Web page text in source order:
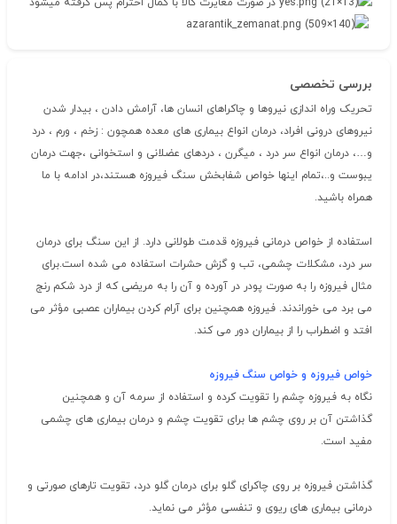
بررسی تخصصی
تحریک وراه اندازی نیروها و چاکراهای انسان ها، آرامش دادن ، بیدار شدن
نیروهای درونی افراد، درمان انواع بیماری های معده همچون : زخم ، ورم ، درد
و…، درمان انواع سر درد ، میگرن ، دردهای عضلانی و استخوانی ،جهت درمان
یبوست و..،تمام اینها خواص شفابخش سنگ فیروزه هستند،در ادامه با ما
همراه باشید.
استفاده از خواص درمانی فیروزه قدمت طولانی دارد. از این سنگ برای درمان
سر درد، مشکلات چشمی، تب و گزش حشرات استفاده می شده است.برای
مثال فیروزه را به صورت پودر در آورده و آن را به مریضی که از درد شکم رنج
می برد می خوراندند. فیروزه همچنین برای آرام کردن بیماران عصبی مؤثر می
افتد و اضطراب را از بیماران دور می کند.
خواص فیروزه و خواص سنگ فیروزه
نگاه به فیروزه چشم را تقویت کرده و استفاده از سرمه آن و همچنین
گذاشتن آن بر روی چشم ها برای تقویت چشم و درمان بیماری های چشمی
مفید است.
گذاشتن فیروزه بر روی چاکرای گلو برای درمان گلو درد، تقویت تارهای صورتی و
درمانی بیماری های ریوی و تنفسی مؤثر می نماید.